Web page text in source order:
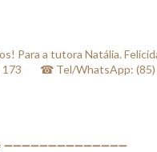
Para a tutora Natália.
173⠀⠀ ☎ Tel/